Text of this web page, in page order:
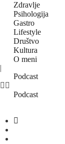
Zdravlje
Psihologija
Gastro
Lifestyle
Društvo
Kultura
O meni
|
Podcast
Podcast